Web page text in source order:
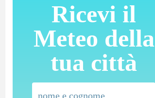
Ricevi il
Meteo della
tua città